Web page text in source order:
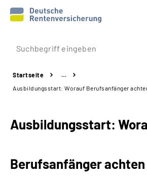
Prävention
Reha
Experten
Startseite
…
Ausbildungsstart: Worauf Berufsanfänger
Ausbildungsstart:
Berufsanfänger